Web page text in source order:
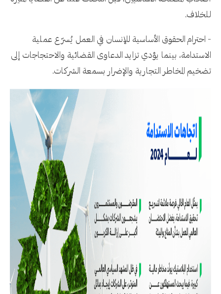
للخلاف.
- احترام الحقوق الأساسية للإنسان في العمل يُسرّع عملية
الاستدامة، بينما يؤدي تزايد الدعاوى القضائية والاحتجاجات إلى
تضخيم المخاطر التجارية والإضرار بسمعة الشركات.